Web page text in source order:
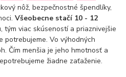
nôž, bezpečnostné špendlíky,
Všeobecne stačí 10 - 12
tým viac skúseností a priaznivejšie
potrebujeme. Vo výhodných
Čím menšia je jeho hmotnosť a
žiadne zaťaženie.